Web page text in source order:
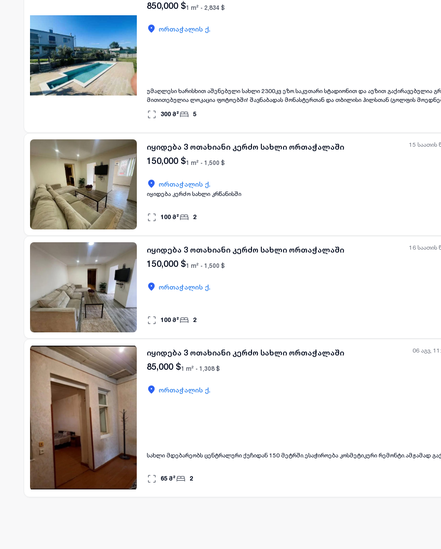
850,000 $1 m² - 2,834 $
ორთაჭალის ქ.
უმაღლესი ხარისხით აშენებული სახლი 2300კვ ეზო.საკუთარი სტადიონით და აუზით გაქირავებულია გრძელვადიანად!
მითითებულია ლოკაცია ფოტოებში! შავნაბადას მონასტერთან და თბილისი ჰილსთან (გოლფის მოედნები) ძალიან
300 მ² 5
15 საათის
იყიდება 3 ოთახიანი კერძო სახლი ორთაჭალაში
150,000 $1 m² - 1,500 $
ორთაჭალის ქ.
იყიდება კერძო სახლი კრწანისში
100 მ² 2
16 საათის
იყიდება 3 ოთახიანი კერძო სახლი ორთაჭალაში
150,000 $1 m² - 1,500 $
ორთაჭალის ქ.
100 მ² 2
06 აგვ,
იყიდება 3 ოთახიანი კერძო სახლი ორთაჭალაში
85,000 $1 m² - 1,308 $
ორთაჭალის ქ.
სახლი მდებარეობს ცენტრალური ქუჩიდან 150 მეტრში.ესაჭიროება კოსმეტიკური რემონტი.ამჟამად
65 მ² 2